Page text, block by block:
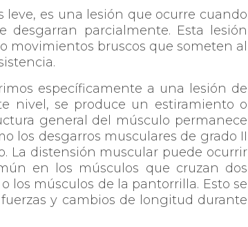
es una lesión que ocurre cuando
desgarran parcialmente. Esta lesión
movimientos bruscos que someten al
específicamente a una lesión de
nivel, se produce un estiramiento o
general del músculo permanece
los desgarros musculares de grado II
La distensión muscular puede ocurrir
en los músculos que cruzan dos
los músculos de la pantorrilla. Esto se
y cambios de longitud durante